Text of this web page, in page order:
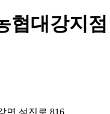
협대강지점
면 섬진로 816